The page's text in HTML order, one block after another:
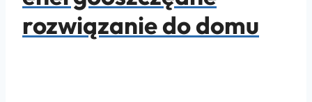
rozwiązanie do domu